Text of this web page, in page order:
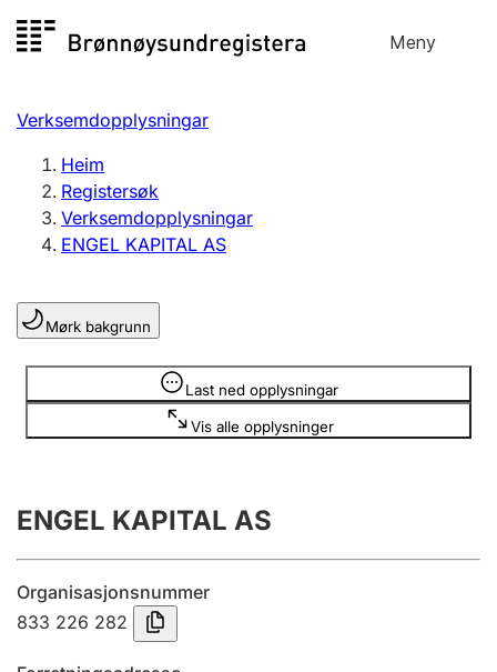
til
Meny
Registersøk
Aksjeselskap
Enkeltpersonføretak
Registrere, endre, slette
Lag og foreining
Registrere, endre, slette
Årsrekneskap
Innsending og forseinkingsgebyr
Verksemdopplysningar
Heim
Registersøk
Verksemdopplysningar
ENGEL KAPITAL AS
Mørk bakgrunn
Last ned opplysningar
Vis alle opplysninger
Opplysninger er skjult
ENGEL KAPITAL AS
Organisasjonsnummer
833 226 282